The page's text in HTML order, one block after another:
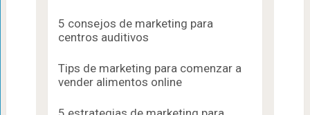
5 consejos de marketing para
centros auditivos
Tips de marketing para comenzar a
vender alimentos online